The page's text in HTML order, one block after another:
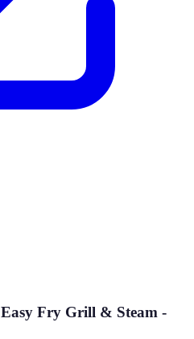
Fry Grill & Steam -